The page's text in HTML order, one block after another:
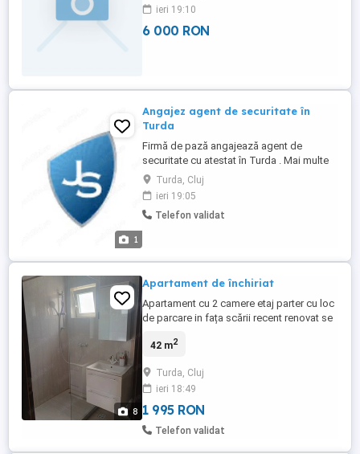
ieri 19:10
6 000 RON
1
Angajez agent de securitate în
Turda
Firmă de pază angajează agent de
securitate cu atestat în Turda . Mai multe
detalii la telefon.
Turda, Cluj
ieri 19:05
Telefon validat
8
Apartament de închiriat
Apartament cu 2 camere etaj parter cu loc
de parcare in fața scării recent renovat se
42 m2
Turda, Cluj
ieri 18:49
1 995 RON
Telefon validat